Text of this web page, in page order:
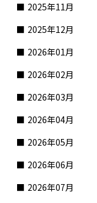
2025年11月
2025年12月
2026年01月
2026年02月
2026年03月
2026年04月
2026年05月
2026年06月
2026年07月